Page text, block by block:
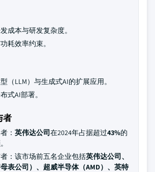
成本与研发复杂度。
耗效率约束。
（LLM）与生成式AI的扩展应用。
式AI部署。
者
： 英伟达公司在2024年占据超过43%的
：该市场前五名企业包括英伟达公司、
表公司）、超威半导体（AMD）、英特